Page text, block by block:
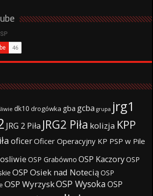
dk10 drogówka gba gcba grupa jrg1
JRG 2 Piła JRG2 Piła kolizja KPP
oficerOficer Operacyjny KP PSP w Pile
OSP Grabówno OSP KaczoryOSP
OSP Osiek nad Notecią OSP
OSP WyrzyskOSP WysokaOSP